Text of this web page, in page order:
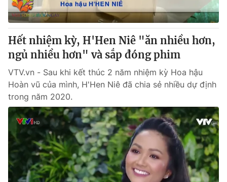
Hết nhiệm kỳ, H'Hen Niê "ăn nhiều hơn,
ngủ nhiều hơn" và sắp đóng phim
VTV.vn - Sau khi kết thúc 2 năm nhiệm kỳ Hoa hậu
Hoàn vũ của mình, H'Hen Niê đã chia sẻ nhiều dự định
trong năm 2020.